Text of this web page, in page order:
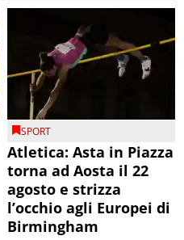
SPORT
Atletica: Asta in Piazza
torna ad Aosta il 22
agosto e strizza
l’occhio agli Europei di
Birmingham